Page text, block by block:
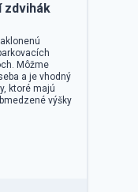
zdvihák
Môžme
a je vhodný
ktoré majú
výšky